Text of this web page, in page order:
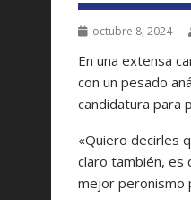
octubre 8, 2024
En una extensa
con un pesado
candidatura para
«Quiero decirles
claro también, es
mejor peronismo